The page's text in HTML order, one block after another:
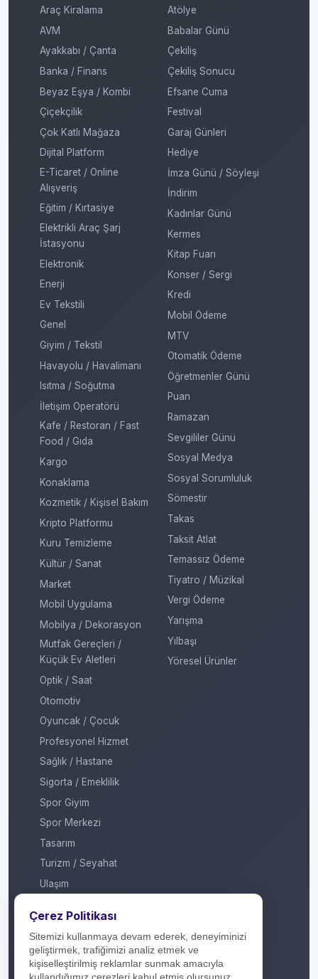
Araç Kiralama
AVM
Ayakkabı / Çanta
Banka / Finans
Beyaz Eşya / Kombi
Çiçekçilik
Çok Katlı Mağaza
Dijital Platform
E-Ticaret / Online
Alışveriş
Eğitim / Kırtasiye
Elektrikli Araç Şarj
İstasyonu
Elektronik
Enerji
Ev Tekstili
Genel
Giyim / Tekstil
Havayolu / Havalimanı
Isıtma / Soğutma
İletişim Operatörü
Kafe / Restoran / Fast
Food / Gıda
Kargo
Konaklama
Kozmetik / Kişisel Bakım
Kripto Platformu
Kuru Temizleme
Kültür / Sanat
Market
Mobil Uygulama
Mobilya / Dekorasyon
Mutfak Gereçleri /
Küçük Ev Aletleri
Optik / Saat
Otomotiv
Oyuncak / Çocuk
Profesyonel Hizmet
Sağlık / Hastane
Sigorta / Emeklilik
Spor Giyim
Spor Merkezi
Tasarım
Turizm / Seyahat
Ulaşım
Yurt Dışı / Duty Free
Atölye
Babalar Günü
Çekiliş
Çekiliş Sonucu
Efsane Cuma
Festival
Garaj Günleri
Hediye
İmza Günü / Söyleşi
İndirim
Kadınlar Günü
Kermes
Kitap Fuarı
Konser / Sergi
Kredi
Mobil Ödeme
MTV
Otomatik Ödeme
Öğretmenler Günü
Puan
Ramazan
Sevgililer Günü
Sosyal Medya
Sosyal Sorumluluk
Sömestir
Takas
Taksit Atlat
Temassız Ödeme
Tiyatro / Müzikal
Vergi Ödeme
Yarışma
Yılbaşı
Yöresel Ürünler
Hakkımızda
Çerez Politikası
Sitemizi kullanmaya devam ederek, deneyiminizi
geliştirmek, trafiğimizi analiz etmek ve
kişiselleştirilmiş reklamlar sunmak amacıyla